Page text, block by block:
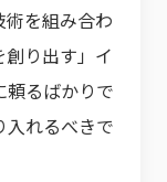
を組み合わ
り出す」イ
頼るばかりで
入れるべきで